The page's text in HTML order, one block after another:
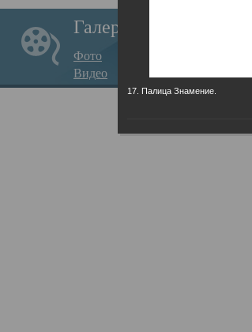
Галерея
Фото
Видео
17. Палица Знамение.